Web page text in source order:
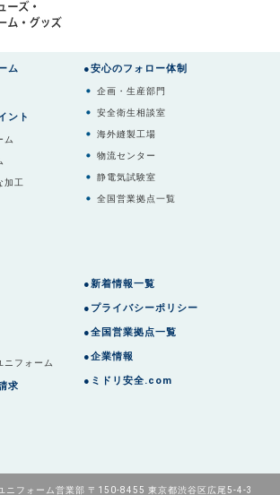
ム
ント
ム
加工
●安心のフォロー体制
企画・生産部門
安全衛生相談室
海外縫製工場
物流センター
静電気試験室
全国営業拠点一覧
ニフォーム
求
●新着情報一覧
●プライバシーポリシー
●全国営業拠点一覧
●企業情報
●ミドリ安全.com
ニフォーム営業部 〒150-8455 東京都渋谷区広尾5-4-3